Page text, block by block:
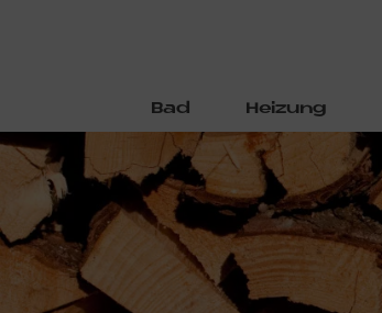
Direkt
zum
Inhalt
Bad Heizung